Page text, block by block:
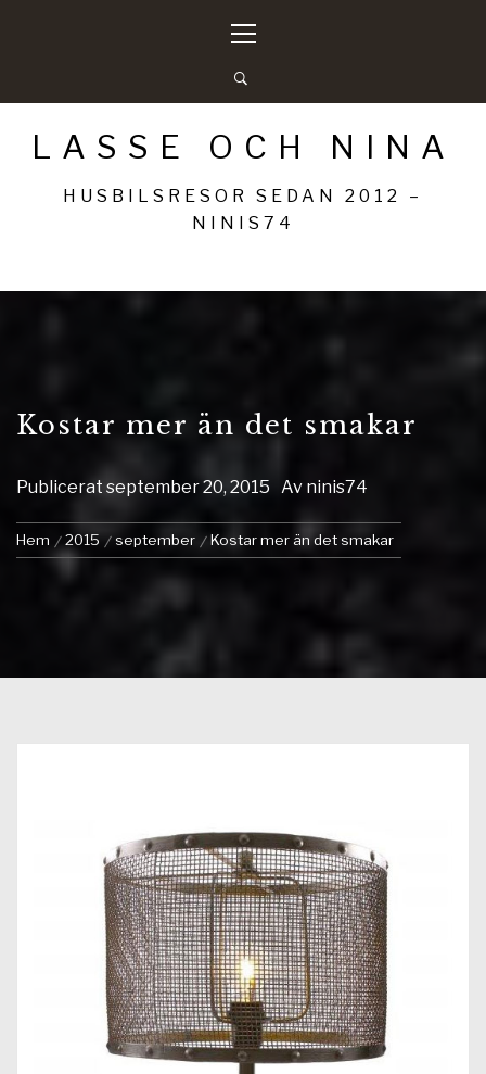
meny
LASSE OCH NINA
HUSBILSRESOR SEDAN 2012 –
NINIS74
Kostar mer än det smakar
Publicerat september 20, 2015 Av ninis74
Hem 2015 september Kostar mer än det smakar